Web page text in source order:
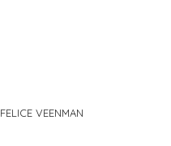
FELICE VEENMAN